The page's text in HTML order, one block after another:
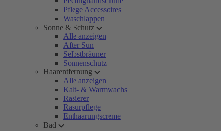
Pflege Accessoires
Waschlappen
Sonne & Schutz
Alle anzeigen
After Sun
Selbstbräuner
Sonnenschutz
Haarentfernung
Alle anzeigen
Kalt- & Warmwachs
Rasierer
Rasurpflege
Enthaarungscreme
Bad